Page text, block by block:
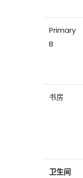
Primary
B
书房
卫生间